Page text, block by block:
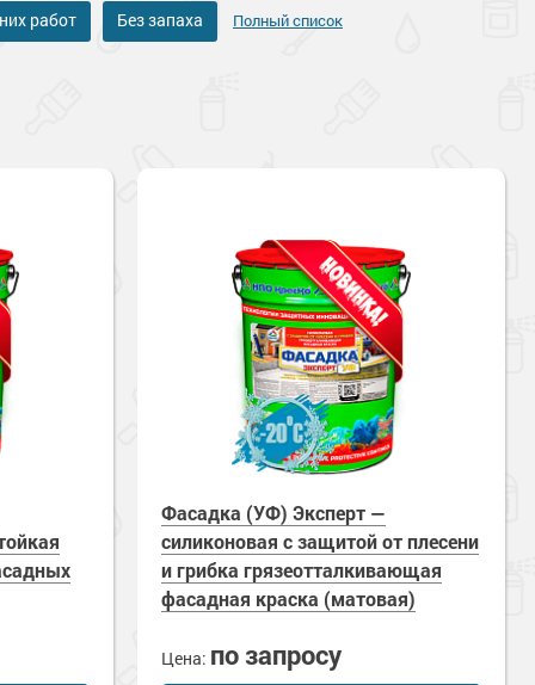
работ Без запаха Полный список
Фасадка (УФ) Эксперт —
силиконовая с защитой от плесени
и грибка грязеотталкивающая
фасадная краска (матовая)
Цена: по запросу